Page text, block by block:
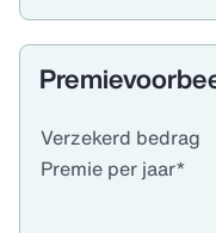
Verzekerd bedrag
Premie per jaar*